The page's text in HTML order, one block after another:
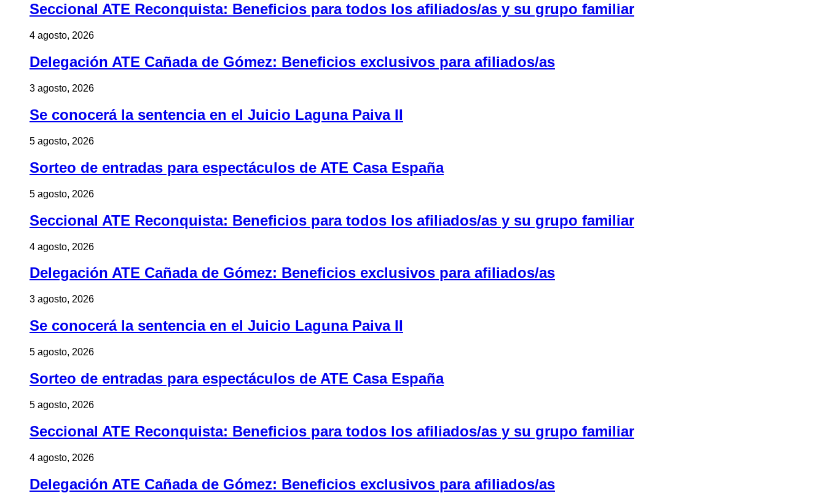
Seccional ATE Reconquista: Beneficios para todos los afiliados/as y su grupo familiar
4 agosto, 2026
Delegación ATE Cañada de Gómez: Beneficios exclusivos para afiliados/as
3 agosto, 2026
Se conocerá la sentencia en el Juicio Laguna Paiva II
5 agosto, 2026
Sorteo de entradas para espectáculos de ATE Casa España
5 agosto, 2026
Seccional ATE Reconquista: Beneficios para todos los afiliados/as y su grupo familiar
4 agosto, 2026
Delegación ATE Cañada de Gómez: Beneficios exclusivos para afiliados/as
3 agosto, 2026
Se conocerá la sentencia en el Juicio Laguna Paiva II
5 agosto, 2026
Sorteo de entradas para espectáculos de ATE Casa España
5 agosto, 2026
Seccional ATE Reconquista: Beneficios para todos los afiliados/as y su grupo familiar
4 agosto, 2026
Delegación ATE Cañada de Gómez: Beneficios exclusivos para afiliados/as